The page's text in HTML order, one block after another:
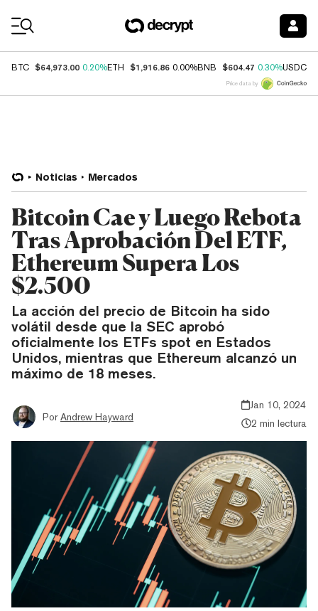
BTC $64,973.00 0.20%ETH $1,916.86 0.00%BNB $604.47 0.30%USDC
Price data by
Noticias Mercados
Bitcoin Cae y Luego Rebota
Tras Aprobación Del ETF,
Ethereum Supera Los
$2.500
La acción del precio de Bitcoin ha sido
volátil desde que la SEC aprobó
oficialmente los ETFs spot en Estados
Unidos, mientras que Ethereum alcanzó un
máximo de 18 meses.
Por Andrew Hayward
Jan 10, 2024
2 min lectura